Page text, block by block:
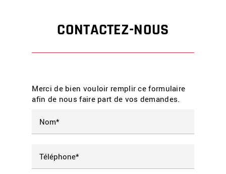
CONTACTEZ-NOUS
Merci de bien vouloir remplir ce formulaire
afin de nous faire part de vos demandes.